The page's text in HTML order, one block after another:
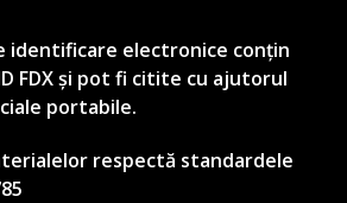
identificare electronice conțin
FDX și pot fi citite cu ajutorul
portabile.
respectă standardele